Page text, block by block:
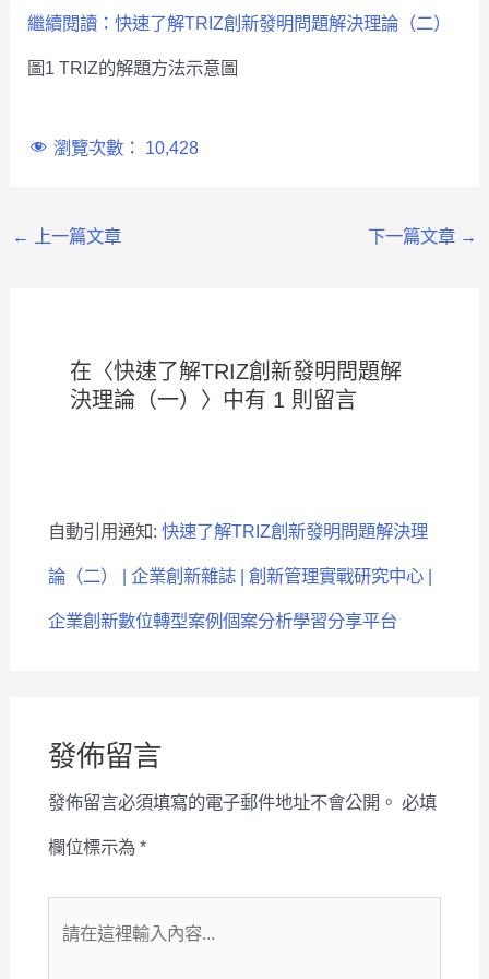
繼續閱讀：快速了解TRIZ創新發明問題解決理論（二）
圖1 TRIZ的解題方法示意圖
瀏覽次數： 10,428
← 上一篇文章 下一篇文章 →
在〈快速了解TRIZ創新發明問題解
決理論（一）〉中有 1 則留言
自動引用通知: 快速了解TRIZ創新發明問題解決理
論（二） | 企業創新雜誌 | 創新管理實戰研究中心 |
企業創新數位轉型案例個案分析學習分享平台
發佈留言
發佈留言必須填寫的電子郵件地址不會公開。 必填
欄位標示為 *